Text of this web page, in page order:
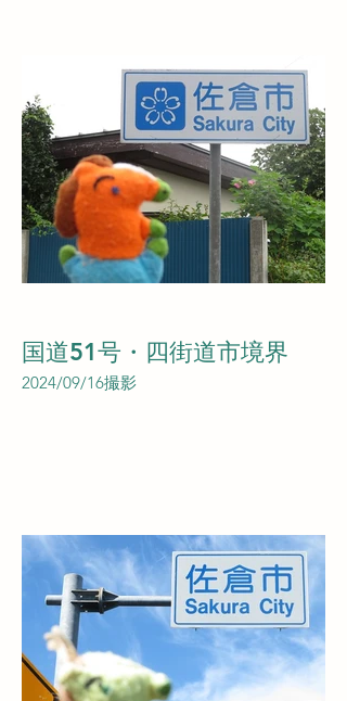
国道51号・四街道市境界
2024/09/16撮影